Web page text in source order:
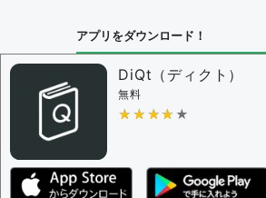
アプリをダウンロード！
DiQt（ディクト）
無料
★★★★★
★★★★★